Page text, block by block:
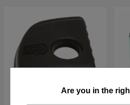
Are you in the